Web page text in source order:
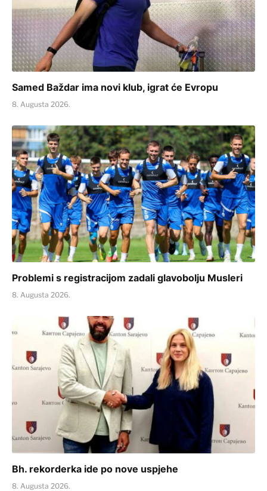
Samed Baždar ima novi klub, igrat će Evropu
8. Augusta 2026.
Problemi s registracijom zadali glavobolju Musleri
8. Augusta 2026.
Bh. rekorderka ide po nove uspjehe
8. Augusta 2026.